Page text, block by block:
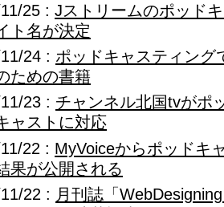
25 : Jストリームのポッド
ト名が決定
24 : ポッドキャスティング
ための書籍
23 : チャンネル北国tvがポ
ャストに対応
22 : MyVoiceからポッドキ
果が公開される
22 : 月刊誌「